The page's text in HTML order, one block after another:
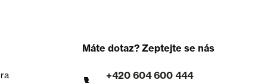
Máte dotaz? Zeptejte se nás
+420 604 600 444